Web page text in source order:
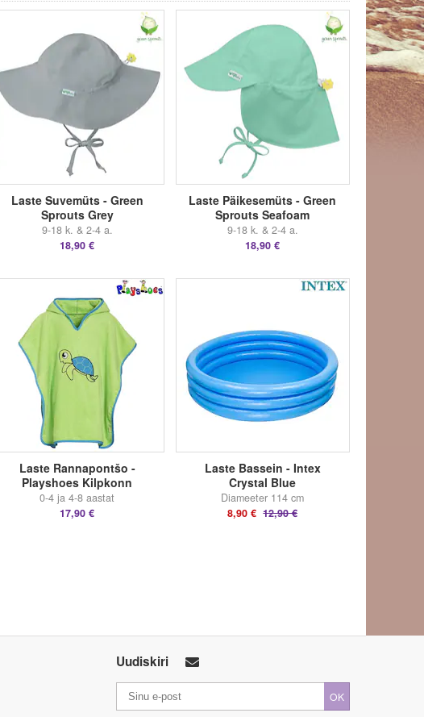
Laste Suvemüts - Green
Sprouts Grey
9-18 k. & 2-4 a.
18,90 €
Laste Päikesemüts - Green
Sprouts Seafoam
9-18 k. & 2-4 a.
18,90 €
Laste Rannapontšo -
Playshoes Kilpkonn
0-4 ja 4-8 aastat
17,90 €
Laste Bassein - Intex
Crystal Blue
Diameeter 114 cm
8,90 € 12,90 €
Uudiskiri
OK